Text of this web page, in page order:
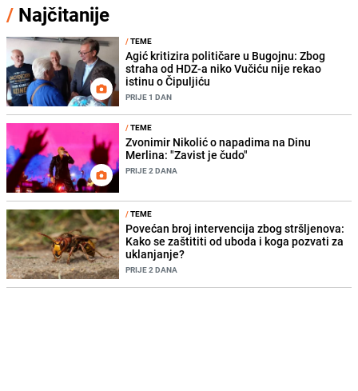
/ Najčitanije
/TEME
Agić kritizira političare u Bugojnu: Zbog
straha od HDZ-a niko Vučiću nije rekao
istinu o Čipuljiću
PRIJE 1 DAN
/TEME
Zvonimir Nikolić o napadima na Dinu
Merlina: "Zavist je čudo"
PRIJE 2 DANA
/TEME
Povećan broj intervencija zbog stršljenova:
Kako se zaštititi od uboda i koga pozvati za
uklanjanje?
PRIJE 2 DANA